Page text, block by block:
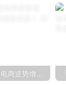
「南极电商」南极电商逆势增长，股价飙升背后的秘密武器！